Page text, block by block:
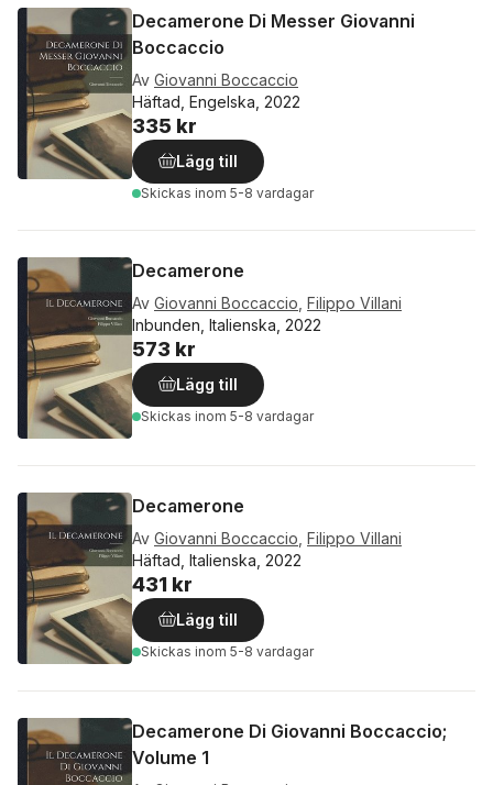
Decamerone Di Messer Giovanni
Boccaccio
Av Giovanni Boccaccio
Häftad, Engelska, 2022
335 kr
Lägg till
Skickas inom 5-8 vardagar
Decamerone
Av Giovanni Boccaccio Filippo Villani
Inbunden, Italienska, 2022
573 kr
Lägg till
Skickas inom 5-8 vardagar
Decamerone
Av Giovanni Boccaccio Filippo Villani
Häftad, Italienska, 2022
431 kr
Lägg till
Skickas inom 5-8 vardagar
Decamerone Di Giovanni Boccaccio;
Volume 1